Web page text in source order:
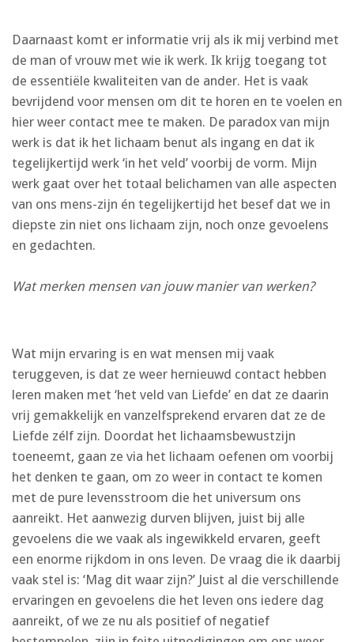
Daarnaast komt er informatie vrij als ik mij verbind met
de man of vrouw met wie ik werk. Ik krijg toegang tot
de essentiële kwaliteiten van de ander. Het is vaak
bevrijdend voor mensen om dit te horen en te voelen en
hier weer contact mee te maken. De paradox van mijn
werk is dat ik het lichaam benut als ingang en dat ik
tegelijkertijd werk ‘in het veld’ voorbij de vorm. Mijn
werk gaat over het totaal belichamen van alle aspecten
van ons mens-zijn én tegelijkertijd het besef dat we in
diepste zin niet ons lichaam zijn, noch onze gevoelens
en gedachten.
Wat merken mensen van jouw manier van werken?
Wat mijn ervaring is en wat mensen mij vaak
teruggeven, is dat ze weer hernieuwd contact hebben
leren maken met ‘het veld van Liefde’ en dat ze daarin
vrij gemakkelijk en vanzelfsprekend ervaren dat ze de
Liefde zélf zijn. Doordat het lichaamsbewustzijn
toeneemt, gaan ze via het lichaam oefenen om voorbij
het denken te gaan, om zo weer in contact te komen
met de pure levensstroom die het universum ons
aanreikt. Het aanwezig durven blijven, juist bij alle
gevoelens die we vaak als ingewikkeld ervaren, geeft
een enorme rijkdom in ons leven. De vraag die ik daarbij
vaak stel is: ‘Mag dit waar zijn?’ Juist al die verschillende
ervaringen en gevoelens die het leven ons iedere dag
aanreikt, of we ze nu als positief of negatief